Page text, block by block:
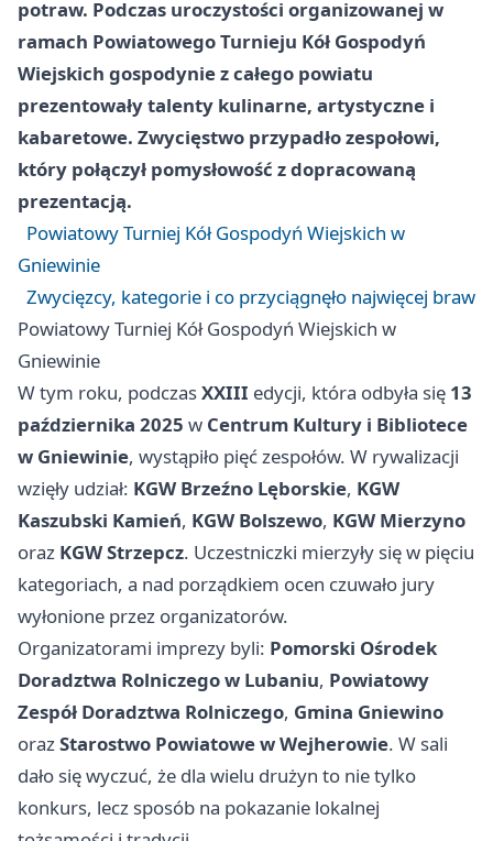
potraw. Podczas uroczystości organizowanej w
ramach Powiatowego Turnieju Kół Gospodyń
Wiejskich gospodynie z całego powiatu
prezentowały talenty kulinarne, artystyczne i
kabaretowe. Zwycięstwo przypadło zespołowi,
który połączył pomysłowość z dopracowaną
prezentacją.
Powiatowy Turniej Kół Gospodyń Wiejskich w
Gniewinie
Zwycięzcy, kategorie i co przyciągnęło najwięcej braw
Powiatowy Turniej Kół Gospodyń Wiejskich w
Gniewinie
W tym roku, podczasXXIII edycji, która odbyła się 13
października 2025 w Centrum Kultury i Bibliotece
w Gniewinie, wystąpiło pięć zespołów. W rywalizacji
wzięły udział: KGW Brzeźno Lęborskie, KGW
Kaszubski Kamień, KGW Bolszewo, KGW Mierzyno
oraz KGW Strzepcz. Uczestniczki mierzyły się w pięciu
kategoriach, a nad porządkiem ocen czuwało jury
wyłonione przez organizatorów.
Organizatorami imprezy byli: Pomorski Ośrodek
Doradztwa Rolniczego w Lubaniu, Powiatowy
Zespół Doradztwa Rolniczego, Gmina Gniewino
orazStarostwo Powiatowe w Wejherowie. W sali
dało się wyczuć, że dla wielu drużyn to nie tylko
konkurs, lecz sposób na pokazanie lokalnej